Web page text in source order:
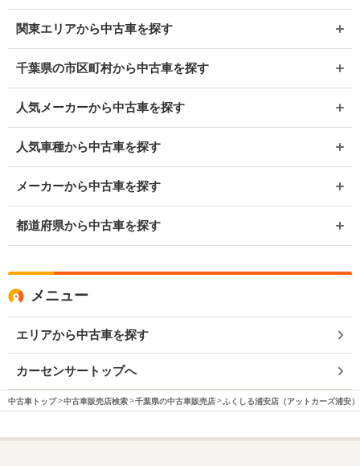
関東エリアから中古車を探す
千葉県の市区町村から中古車を探す
人気メーカーから中古車を探す
人気車種から中古車を探す
メーカーから中古車を探す
都道府県から中古車を探す
メニュー
エリアから中古車を探す
カーセンサートップへ
中古車トップ 中古車販売店検索 千葉県の中古車販売店 ふくしる浦安店（アットカーズ浦安）